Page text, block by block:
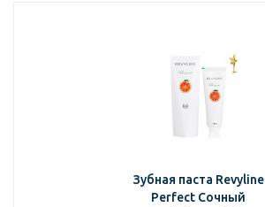
Зубная паста Revyline
Perfect Сочный